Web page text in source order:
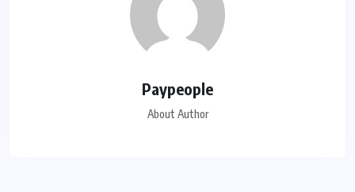
Paypeople
About Author